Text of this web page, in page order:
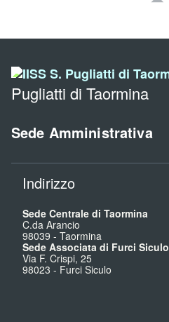
Pugliatti di Taormina
Sede Amministrativa
Indirizzo
Sede Centrale di Taormina
C.da Arancio
98039 - Taormina
Sede Associata di Furci Siculo
Via F. Crispi, 25
98023 - Furci Siculo